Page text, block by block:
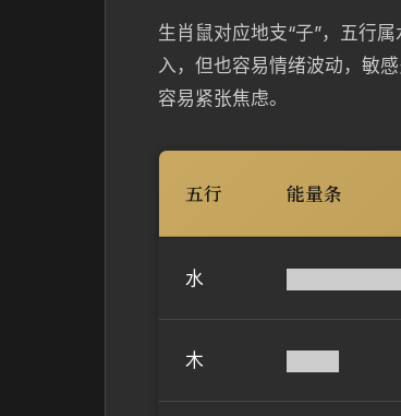
生肖鼠对应地支“子”，五行
入，但也容易情绪波动，敏
容易紧张焦虑。
五行 能量条
水
木